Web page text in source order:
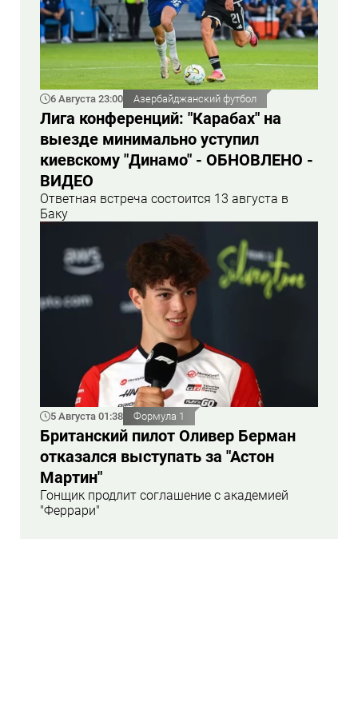
6 Августа 23:00 Азербайджанский футбол
Лига конференций: "Карабах" на
выезде минимально уступил
киевскому "Динамо" - ОБНОВЛЕНО -
ВИДЕО
Ответная встреча состоится 13 августа в
Баку
5 Августа 01:38 Формула 1
Британский пилот Оливер Берман
отказался выступать за "Астон
Мартин"
Гонщик продлит соглашение с академией
"Феррари"